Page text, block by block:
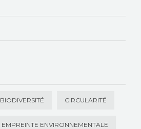
BIODIVERSITÉ CIRCULARITÉ
EMPREINTE ENVIRONNEMENTALE